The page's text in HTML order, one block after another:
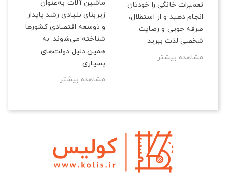
ماشین آلات به‌عنوان
زیربنای بنیادی رشد پایدار
و توسعه اقتصادی کشورها
شناخته می‌شوند. به
همین دلیل دولت‌های
بسیاری...
مشاهده بیشتر
تعمیرات خانگی را خودتان
انجام دهید و از استقلال،
صرفه‌ جویی و رضایت
شخصی لذت ببرید
مشاهده بیشتر